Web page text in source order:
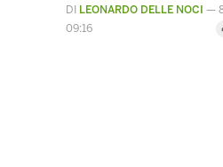
DI LEONARDO DELLE NOCI —
09:16